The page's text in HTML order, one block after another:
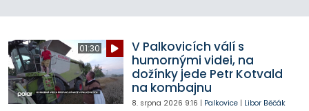
01:30
V Palkovicích válí s
humornými videi, na
dožínky jede Petr Kotvald
na kombajnu
8. srpna 2026 9:16 | Palkovice| Libor Běčák